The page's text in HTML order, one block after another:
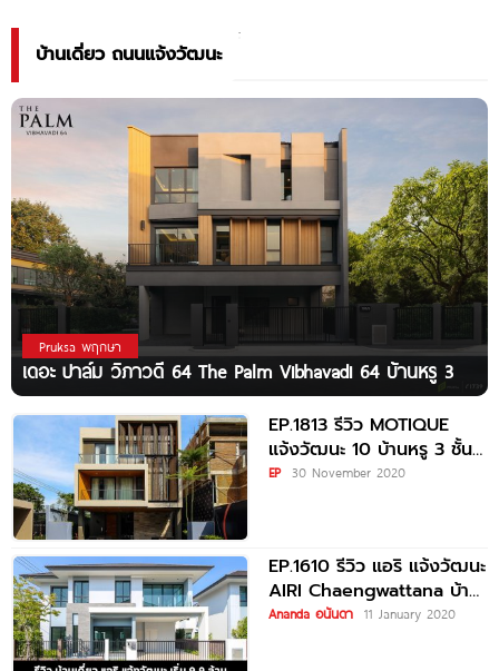
บ้านเดี่ยว ถนนแจ้งวัฒนะ
Pruksa พฤกษา
เดอะ ปาล์ม วิภาวดี 64 The Palm Vibhavadi 64 บ้านหรู 3
EP.1813 รีวิว MOTIQUE
แจ้งวัฒนะ 10 บ้านหรู 3 ชั้น
ใจกลางแจ้งวัฒนะ ส่วนตัว
EP 30 November 2020
EP.1610 รีวิว แอริ แจ้งวัฒนะ
AIRI Chaengwattana บ้าน
เดี่ยวสไตล์ญี่ปุ่น ใจกลาง
Ananda อนันดา 11 January 2020